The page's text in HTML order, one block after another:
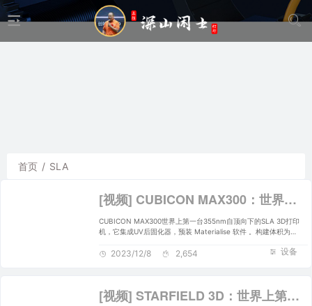
首页 / SLA
[视频] CUBICON MAX300：世界上第一台355nm自上而下的SLA 3D打印机
CUBICON MAX300世界上第一台355nm自顶向下的SLA 3D打印
机，它集成UV后固化器，预装 Materialise 软件 。构建体积为
100um到300um的可调节光斑，让打印细节更加纯粹。
设备
2023/12/8 2,654
[视频] STARFIELD 3D：世界上第一台大型打印和后固化一体式SLA 3D打印机